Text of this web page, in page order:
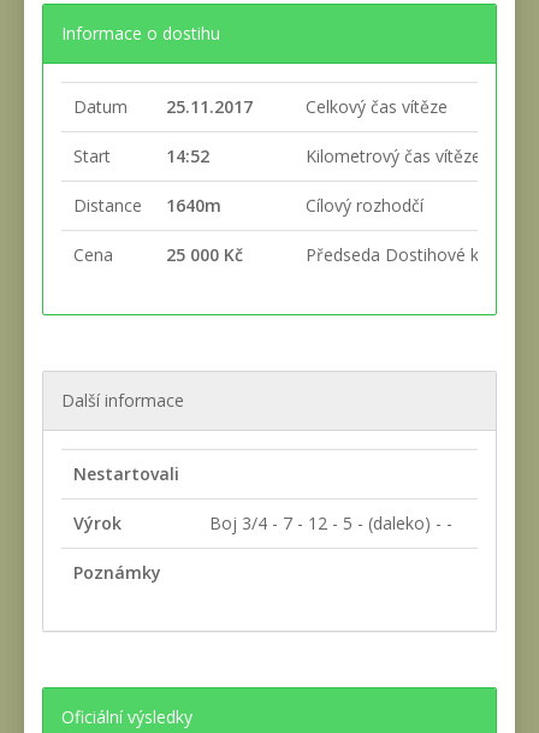
Informace o dostihu
Datum 25.11.2017 Celkový čas vítěze
Start 14:52 Kilometrový čas vítěze
Distance 1640m Cílový rozhodčí
Cena 25 000 Kč Předseda Dostihové komise
Další informace
Nestartovali
Výrok Boj 3/4 - 7 - 12 - 5 - (daleko) - -
Poznámky
Oficiální výsledky